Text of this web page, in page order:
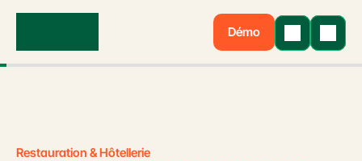
Démo
Restauration & Hôtellerie